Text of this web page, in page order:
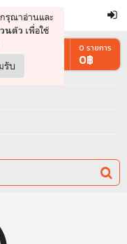
รุณาอ่านและ
นตัว เพื่อใช้
รับ
0 รายการ
0฿